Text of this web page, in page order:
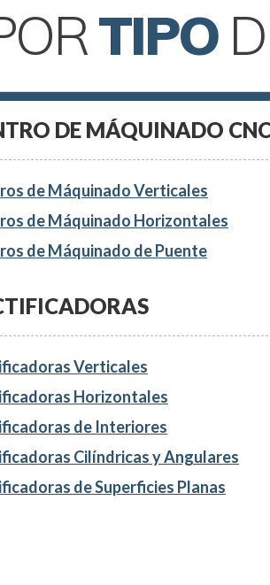
TIPO
DE MÁQUINADO
de Máquinado Verticales
de Máquinado Horizontales
de Máquinado de Puente
Verticales
Horizontales
de Interiores
Cilíndricas y Angulares
de Superficies Planas